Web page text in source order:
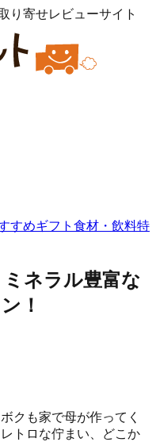
り寄せレビューサイト
すめギフト 食材・飲料特
ネラル豊富な
！
クも家で母が作ってく
トロな佇まい、どこか